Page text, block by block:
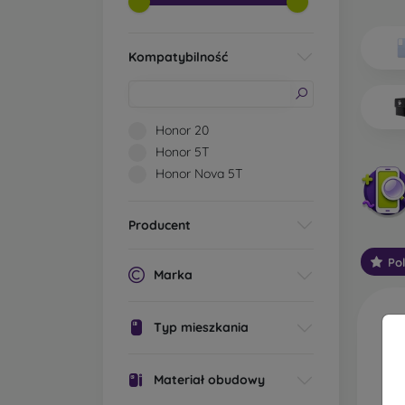
Kompatybilność
Honor 20
Honor 5T
Honor Nova 5T
Producent
Marka
Typ mieszkania
Materiał obudowy